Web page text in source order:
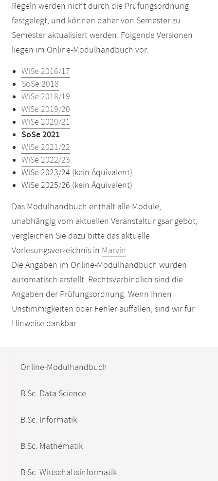
Regeln werden nicht durch die Prüfungsordnung
festgelegt, und können daher von Semester zu
Semester aktualisiert werden. Folgende Versionen
liegen im Online-Modulhandbuch vor:
WiSe 2016/17
SoSe 2018
WiSe 2018/19
WiSe 2019/20
WiSe 2020/21
SoSe 2021
WiSe 2021/22
WiSe 2022/23
WiSe 2023/24 (kein Äquivalent)
WiSe 2025/26 (kein Äquivalent)
Das Modulhandbuch enthält alle Module,
unabhängig vom aktuellen Veranstaltungsangebot,
vergleichen Sie dazu bitte das aktuelle
Vorlesungsverzeichnis in Marvin.
Die Angaben im Online-Modulhandbuch wurden
automatisch erstellt. Rechtsverbindlich sind die
Angaben der Prüfungsordnung. Wenn Ihnen
Unstimmigkeiten oder Fehler auffallen, sind wir für
Hinweise dankbar.
NavigationOnline-Modulhandbuch
B.Sc. Data Science
B.Sc. Informatik
B.Sc. Mathematik
B.Sc. Wirtschaftsinformatik